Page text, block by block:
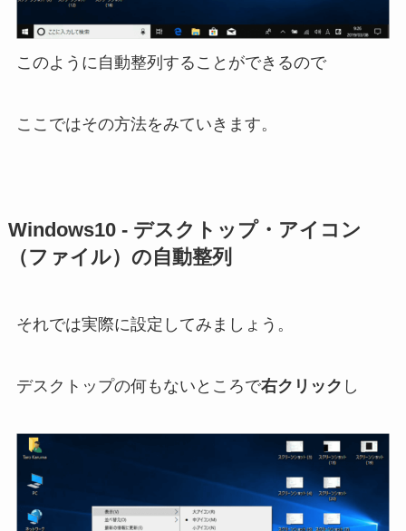
このように自動整列することができるので
ここではその方法をみていきます。
Windows10 - デスクトップ・アイコン
（ファイル）の自動整列
それでは実際に設定してみましょう。
デスクトップの何もないところで右クリック し